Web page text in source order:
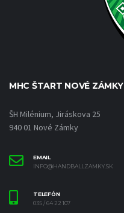
MHC ŠTART NOVÉ ZÁMKY
ŠH Milénium, Jiráskova 25
940 01 Nové Zámky
EMAIL
INFO@HANDBALLZAMKY.SK
TELEFÓN
035 / 64 22 107